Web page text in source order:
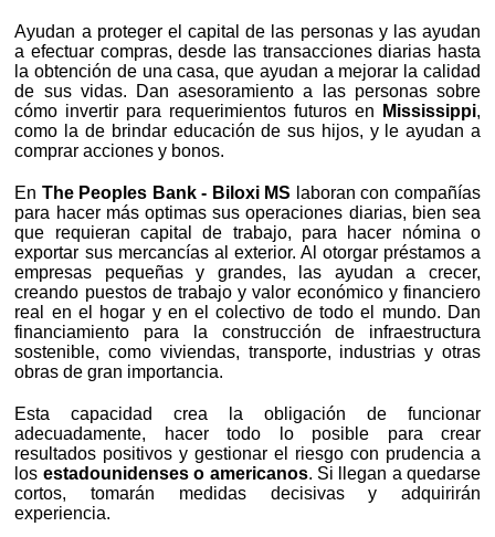
Ayudan a proteger el capital de las personas y las ayudan
a efectuar compras, desde las transacciones diarias hasta
la obtención de una casa, que ayudan a mejorar la calidad
de sus vidas. Dan asesoramiento a las personas sobre
cómo invertir para requerimientos futuros en
Mississippi,
como la de brindar educación de sus hijos, y le ayudan a
comprar acciones y bonos.
En The Peoples Bank - Biloxi MS laboran con compañías
para hacer más optimas sus operaciones diarias, bien sea
que requieran capital de trabajo, para hacer nómina o
exportar sus mercancías al exterior. Al otorgar préstamos a
empresas pequeñas y grandes, las ayudan a crecer,
creando puestos de trabajo y valor económico y financiero
real en el hogar y en el colectivo de todo el mundo. Dan
financiamiento para la construcción de infraestructura
sostenible, como viviendas, transporte, industrias y otras
obras de gran importancia.
Esta capacidad crea la obligación de funcionar
adecuadamente, hacer todo lo posible para crear
resultados positivos y gestionar el riesgo con prudencia a
los estadounidenses o americanos. Si llegan a quedarse
cortos, tomarán medidas decisivas y adquirirán
experiencia.